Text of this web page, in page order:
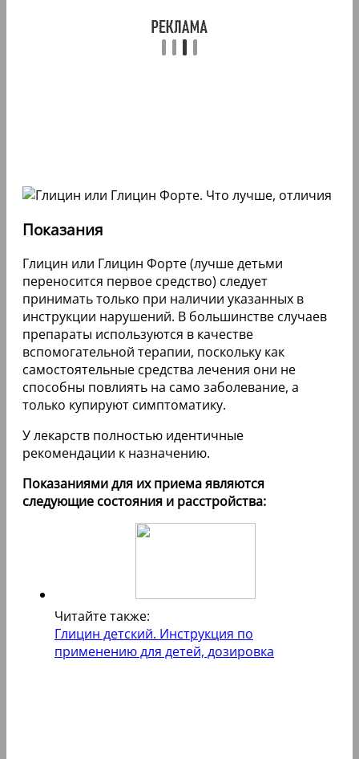
Показания
Глицин или Глицин Форте (лучше детьми
переносится первое средство) следует
принимать только при наличии указанных в
инструкции нарушений. В большинстве случаев
препараты используются в качестве
вспомогательной терапии, поскольку как
самостоятельные средства лечения они не
способны повлиять на само заболевание, а
только купируют симптоматику.
У лекарств полностью идентичные
рекомендации к назначению.
Показаниями для их приема являются
следующие состояния и расстройства:
Читайте также:
Глицин детский. Инструкция по
применению для детей, дозировка